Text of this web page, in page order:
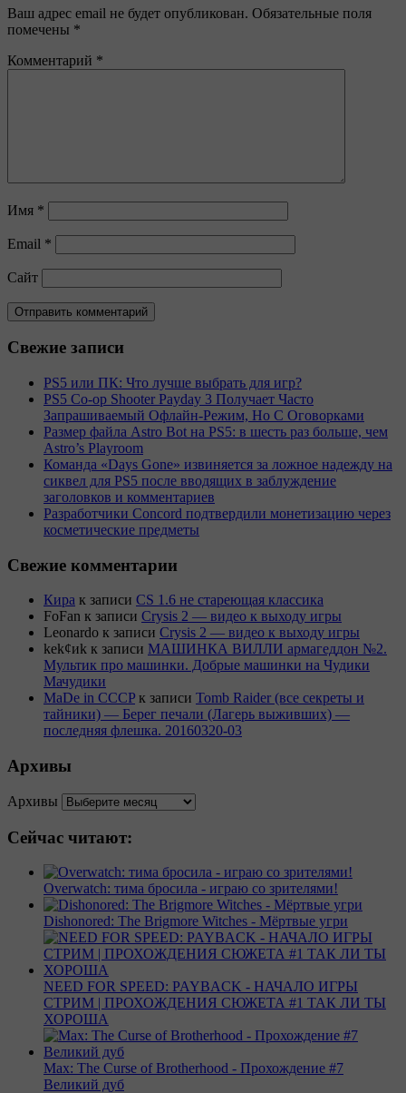
Ваш адрес email не будет опубликован. Обязательные поля
помечены *
Комментарий *
Имя *
Email *
Сайт
Свежие записи
PS5 или ПК: Что лучше выбрать для игр?
PS5 Co-op Shooter Payday 3 Получает Часто
Запрашиваемый Офлайн-Режим, Но С Оговорками
Размер файла Astro Bot на PS5: в шесть раз больше, чем
Astro’s Playroom
Команда «Days Gone» извиняется за ложное надежду на
сиквел для PS5 после вводящих в заблуждение
заголовков и комментариев
Разработчики Concord подтвердили монетизацию через
косметические предметы
Свежие комментарии
Кира к записи CS 1.6 не стареющая классика
FoFan к записи Crysis 2 — видео к выходу игры
Leonardo к записи Crysis 2 — видео к выходу игры
kek¢иk к записи МАШИНКА ВИЛЛИ армагеддон №2.
Мультик про машинки. Добрые машинки на Чудики
Мачудики
MaDe in CCCP к записи Tomb Raider (все секреты и
тайники) — Берег печали (Лагерь выживших) —
последняя флешка. 20160320-03
Архивы
Архивы
Сейчас читают:
Overwatch: тима бросила - играю со зрителями!
Dishonored: The Brigmore Witches - Мёртвые угри
NEED FOR SPEED: PAYBACK - НАЧАЛО ИГРЫ
СТРИМ | ПРОХОЖДЕНИЯ СЮЖЕТА #1 ТАК ЛИ ТЫ
ХОРОША
Max: The Curse of Brotherhood - Прохождение #7
Великий дуб